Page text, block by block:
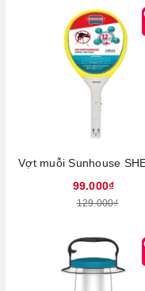
99.000₫
129.000₫